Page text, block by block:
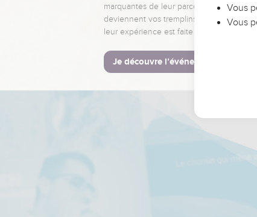
marquantes de leur parcours et les clés
deviennent vos tremplins. Que vous
leur expérience est faite pour vous.
Je découvre l’événement
Vous
Vous